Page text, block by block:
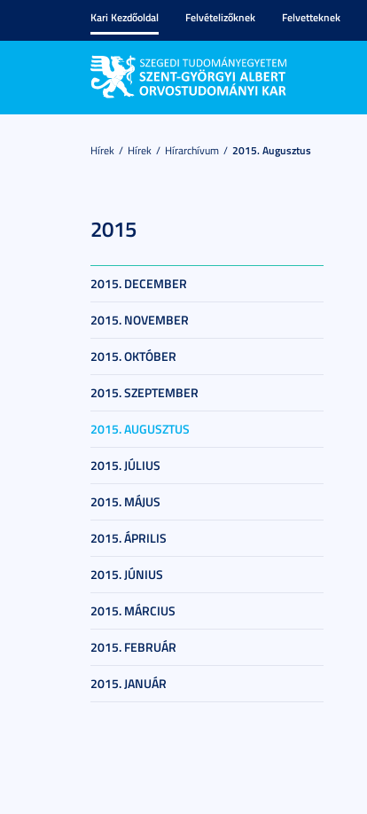
Kari Kezdőoldal Felvételizőknek Felvetteknek
Hírek Hírek Hírarchívum 2015. Augusztus
2015
2015. DECEMBER
2015. NOVEMBER
2015. OKTÓBER
2015. SZEPTEMBER
2015. AUGUSZTUS
2015. JÚLIUS
2015. MÁJUS
2015. ÁPRILIS
2015. JÚNIUS
2015. MÁRCIUS
2015. FEBRUÁR
2015. JANUÁR